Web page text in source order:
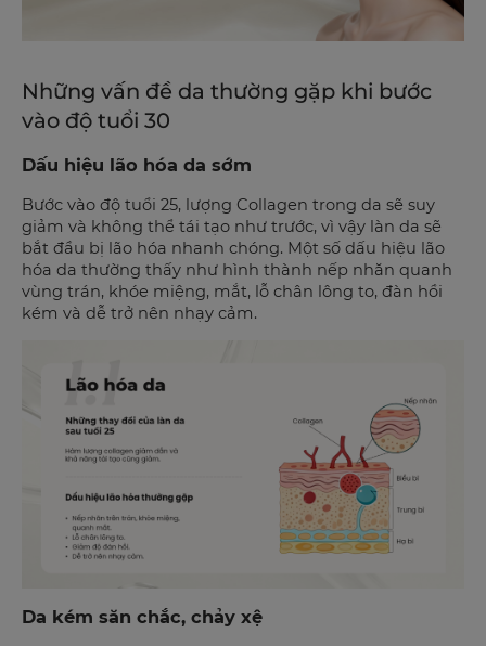
Những vấn đề da thường gặp khi bước
vào độ tuổi 30
Dấu hiệu lão hóa da sớm
Bước vào độ tuổi 25, lượng Collagen trong da sẽ suy
giảm và không thể tái tạo như trước, vì vậy làn da sẽ
bắt đầu bị lão hóa nhanh chóng. Một số dấu hiệu lão
hóa da thường thấy như hình thành nếp nhăn quanh
vùng trán, khóe miệng, mắt, lỗ chân lông to, đàn hồi
kém và dễ trở nên nhạy cảm.
Da kém săn chắc, chảy xệ